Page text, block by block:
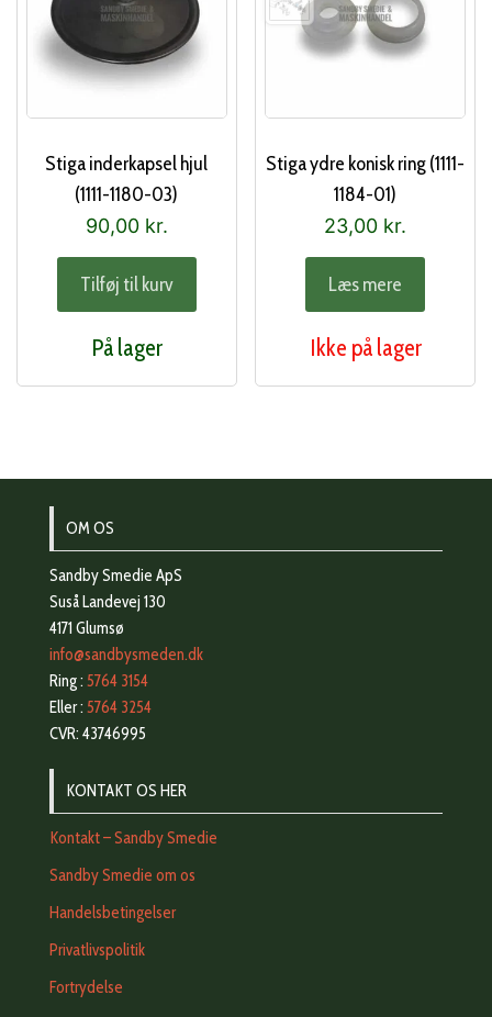
Stiga inderkapsel hjul
(1111-1180-03)
90,00 kr.
Tilføj til kurv
På lager
Stiga ydre konisk ring (1111-
1184-01)
23,00 kr.
Læs mere
Ikke på lager
OM OS
Sandby Smedie ApS
Suså Landevej 130
4171 Glumsø
info@sandbysmeden.dk
Ring : 5764 3154
Eller : 5764 3254
CVR: 43746995
KONTAKT OS HER
Kontakt – Sandby Smedie
Sandby Smedie om os
Handelsbetingelser
Privatlivspolitik
Fortrydelse